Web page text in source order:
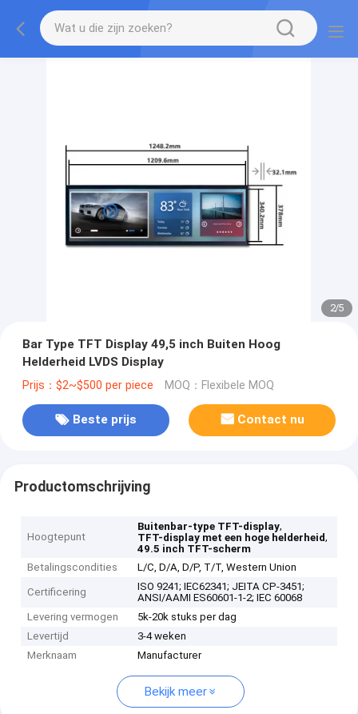
2/5
Bar Type TFT Display 49,5 inch Buiten Hoog
Helderheid LVDS Display
Prijs：$2~$500 per piece MOQ：Flexibele MOQ
Beste prijs Contact nu
Productomschrijving
Hoogtepunt
Buitenbar-type TFT-display,
TFT-display met een hoge helderheid,
49.5 inch TFT-scherm
Betalingscondities
L/C, D/A, D/P, T/T, Western Union
Certificering
ISO 9241; IEC62341; JEITA CP-3451;
ANSI/AAMI ES60601-1-2; IEC 60068
Levering vermogen
5k-20k stuks per dag
Levertijd
3-4 weken
Merknaam
Manufacturer
Bekijk meer